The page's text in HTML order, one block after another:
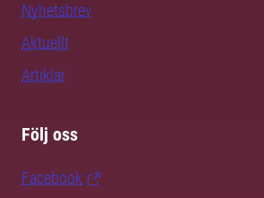
Nyhetsbrev
Aktuellt
Artiklar
Följ oss
Facebook